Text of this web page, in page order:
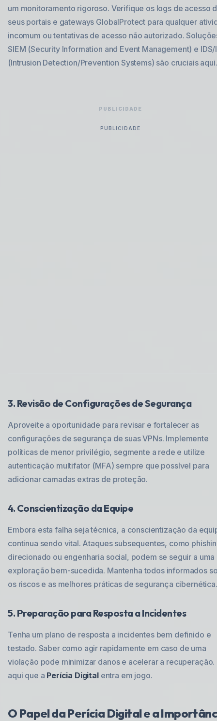
um monitoramento rigoroso. Verifique os logs de acesso
seus portais e gateways GlobalProtect para qualquer
incomum ou tentativas de acesso não autorizado.
SIEM (Security Information and Event Management) e IDS/
(Intrusion Detection/Prevention Systems) são cruciais aqui.
PUBLICIDADE
PUBLICIDADE
3. Revisão de Configurações de Segurança
Aproveite a oportunidade para revisar e fortalecer as
configurações de segurança de suas VPNs. Implemente
políticas de menor privilégio, segmente a rede e utilize
autenticação multifator (MFA) sempre que possível para
adicionar camadas extras de proteção.
4. Conscientização da Equipe
Embora esta falha seja técnica, a conscientização da
continua sendo vital. Ataques subsequentes, como
direcionado ou engenharia social, podem se seguir a uma
exploração bem-sucedida. Mantenha todos informados
os riscos e as melhores práticas de segurança cibernética.
5. Preparação para Resposta a Incidentes
Tenha um plano de resposta a incidentes bem definido e
testado. Saber como agir rapidamente em caso de uma
violação pode minimizar danos e acelerar a recuperação.
aqui que a Perícia Digitalentra em jogo.
O Papel da Perícia Digital e a